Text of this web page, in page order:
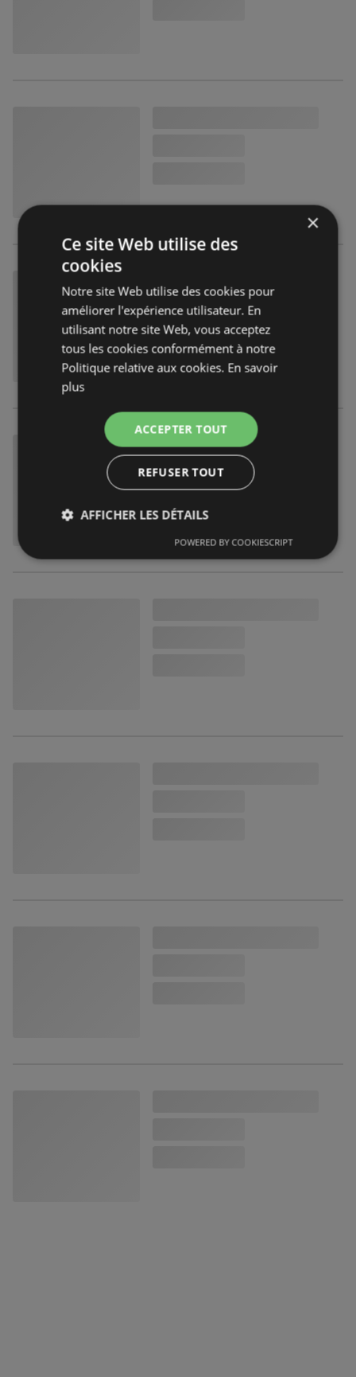
×
Ce site Web utilise des
cookies
Notre site Web utilise des cookies pour
améliorer l'expérience utilisateur. En
utilisant notre site Web, vous acceptez
tous les cookies conformément à notre
Politique relative aux cookies. En savoir
plus
ACCEPTER TOUT
REFUSER TOUT
AFFICHER LES DÉTAILS
POWERED BY COOKIESCRIPT